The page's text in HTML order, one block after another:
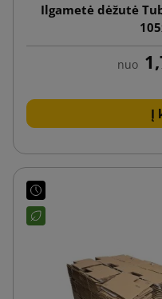
Ilgametė dėžutė
nuo
Į